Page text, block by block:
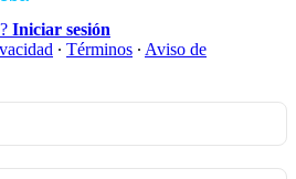
Iniciar sesión
∙ Términos ∙ Aviso de